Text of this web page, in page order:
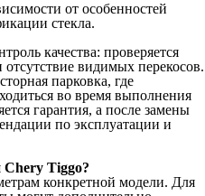
от особенностей
стекла.
качества: проверяется
отсутствие видимых перекосов.
парковка, где
во время выполнения
гарантия, а после замены
по эксплуатации и
Chery Tiggo?
конкретной модели. Для